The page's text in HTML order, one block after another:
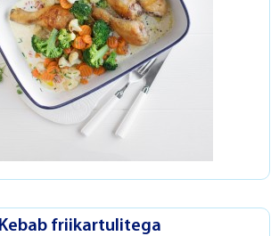
Kebab friikartulitega